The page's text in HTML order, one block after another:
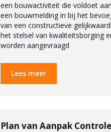
een bouwactiviteit die voldoet
een bouwmelding in bij het
van een constructieve
het stelsel van kwaliteitsborging
worden aangevraagd
Lees meer
Plan van Aanpak